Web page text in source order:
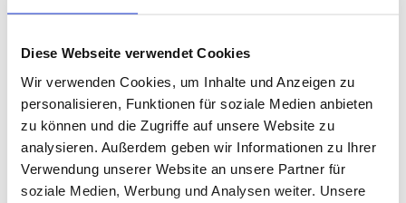
Diese Webseite verwendet Cookies
Wir verwenden Cookies, um Inhalte und Anzeigen zu
personalisieren, Funktionen für soziale Medien anbieten
zu können und die Zugriffe auf unsere Website zu
analysieren. Außerdem geben wir Informationen zu Ihrer
Verwendung unserer Website an unsere Partner für
soziale Medien, Werbung und Analysen weiter. Unsere
Unterwegs in Seeon-
Seebruck